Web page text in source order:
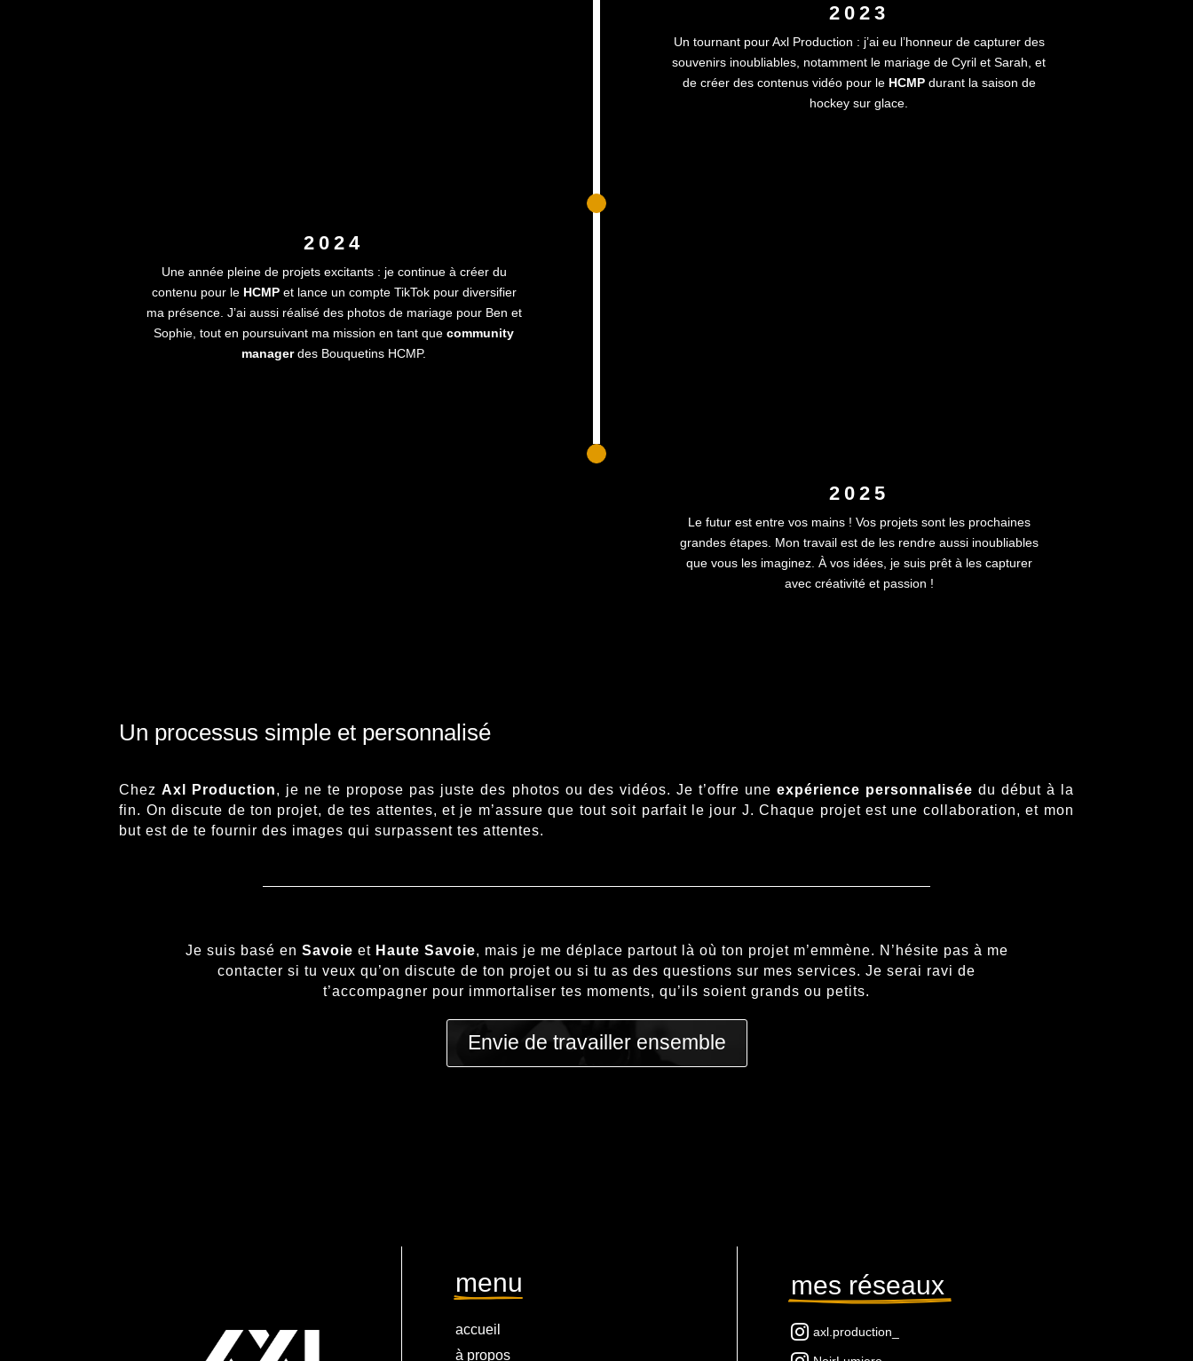
2023
Un tournant pour Axl Production : j’ai eu l’honneur de capturer des
souvenirs inoubliables, notamment le mariage de Cyril et Sarah, et
de créer des contenus vidéo pour le HCMPdurant la saison de
hockey sur glace.
2024
Une année pleine de projets excitants : je continue à créer du
contenu pour le HCMPet lance un compte TikTok pour diversifier
ma présence. J’ai aussi réalisé des photos de mariage pour Ben et
Sophie, tout en poursuivant ma mission en tant quecommunity
managerdes Bouquetins HCMP.
2025
Le futur est entre vos mains ! Vos projets sont les prochaines
grandes étapes. Mon travail est de les rendre aussi inoubliables
que vous les imaginez. À vos idées, je suis prêt à les capturer
avec créativité et passion !
Un processus simple et personnalisé
ChezAxl Production, je ne te propose pas juste des photos ou des vidéos. Je t’offre une expérience personnalisée du début à la
fin. On discute de ton projet, de tes attentes, et je m’assure que tout soit parfait le jour J. Chaque projet est une collaboration, et mon
but est de te fournir des images qui surpassent tes attentes.
Je suis basé en Savoie et Haute Savoie, mais je me déplace partout là où ton projet m’emmène. N’hésite pas à me
contacter si tu veux qu’on discute de ton projet ou si tu as des questions sur mes services. Je serai ravi de
t’accompagner pour immortaliser tes moments, qu’ils soient grands ou petits.
Envie de travailler ensemble
menu
accueil
à propos
mes réseaux
 axl.production_